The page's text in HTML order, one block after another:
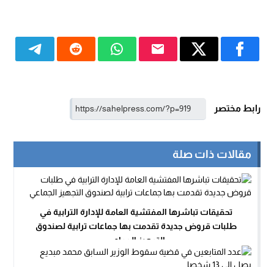
رابط مختصر
مقالات ذات صلة
تحقيقات تباشرها المفتشية العامة للإدارة الترابية في
طلبات قروض جديدة تقدمت بها جماعات ترابية لصندوق
التجهيز الجماعي